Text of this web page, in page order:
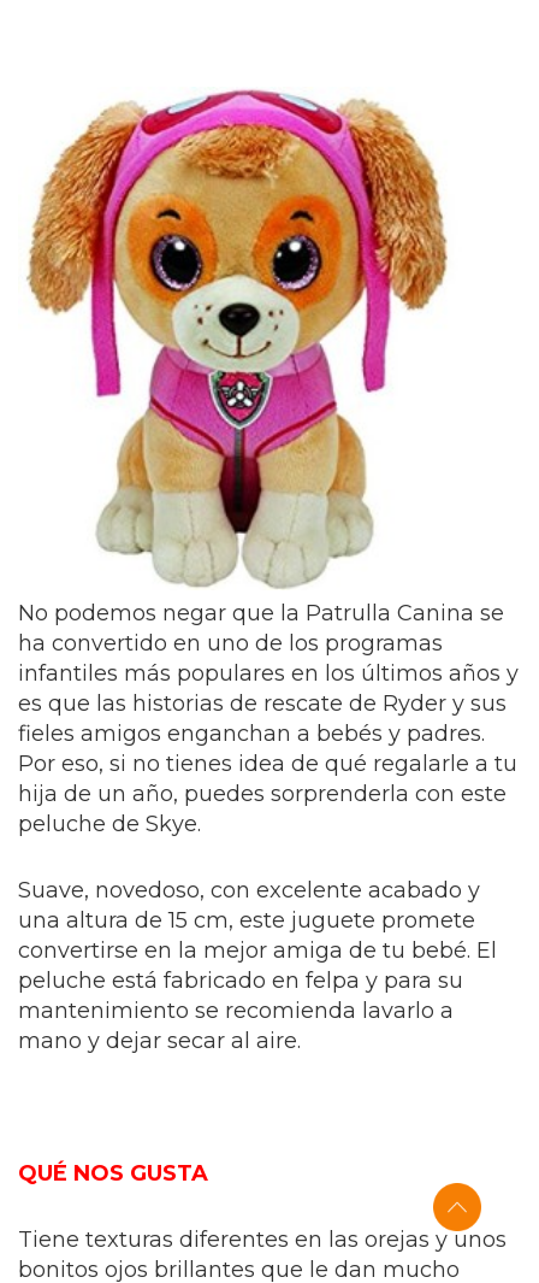
No podemos negar que la Patrulla Canina se
ha convertido en uno de los programas
infantiles más populares en los últimos años y
es que las historias de rescate de Ryder y sus
fieles amigos enganchan a bebés y padres.
Por eso, si no tienes idea de qué regalarle a tu
hija de un año, puedes sorprenderla con este
peluche de Skye.
Suave, novedoso, con excelente acabado y
una altura de 15 cm, este juguete promete
convertirse en la mejor amiga de tu bebé. El
peluche está fabricado en felpa y para su
mantenimiento se recomienda lavarlo a
mano y dejar secar al aire.
QUÉ NOS GUSTA
Tiene texturas diferentes en las orejas y unos
bonitos ojos brillantes que le dan mucho